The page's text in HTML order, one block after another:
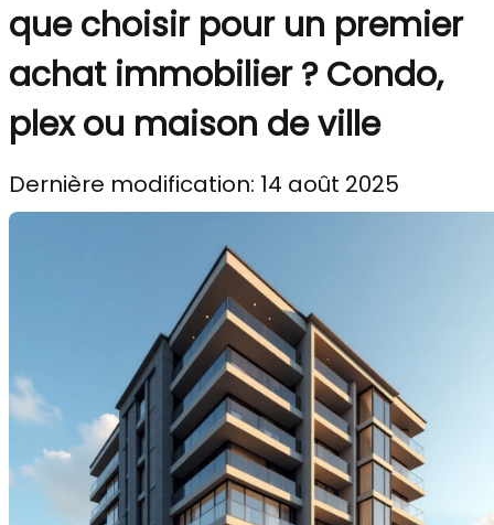
que choisir pour un premier
achat immobilier ? Condo,
plex ou maison de ville
Dernière modification: 14 août 2025